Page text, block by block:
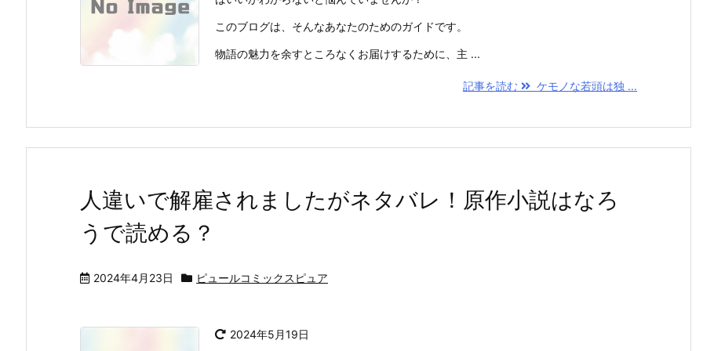
このブログは、そんなあなたのためのガイドです。
物語の魅力を余すところなくお届けするために、主 ...
記事を読む ケモノな若頭は独 ...
人違いで解雇されましたがネタバレ！原作小説はなろ
うで読める？
2024年4月23日 ピュールコミックスピュア
2024年5月19日